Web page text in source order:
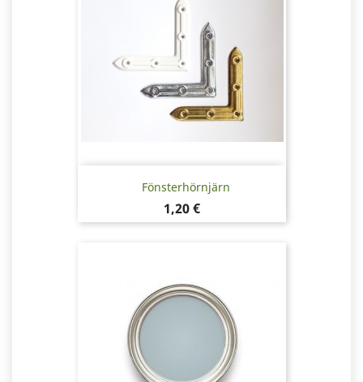
Fönsterhörnjärn
Pris
1,20 €